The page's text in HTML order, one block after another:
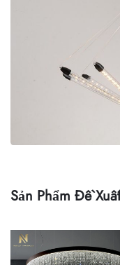
Sản Phẩm Đề Xuất